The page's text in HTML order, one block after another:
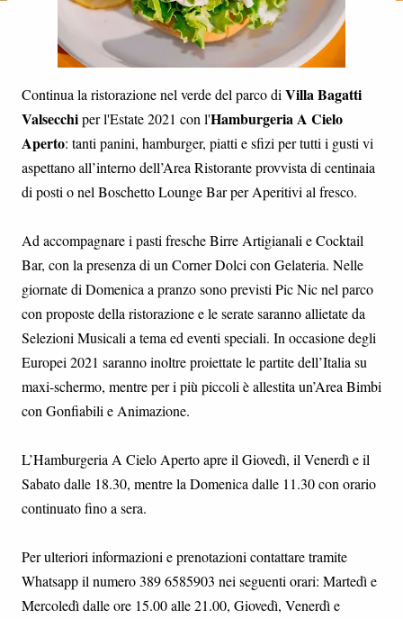
Continua la ristorazione nel verde del parco di Villa Bagatti
Valsecchiper l'Estate 2021 con l'Hamburgeria A Cielo
Aperto: tanti panini, hamburger, piatti e sfizi per tutti i gusti vi
aspettano all’interno dell’Area Ristorante provvista di centinaia
di posti o nel Boschetto Lounge Bar per Aperitivi al fresco.
Ad accompagnare i pasti fresche Birre Artigianali e Cocktail
Bar, con la presenza di un Corner Dolci con Gelateria. Nelle
giornate di Domenica a pranzo sono previsti Pic Nic nel parco
con proposte della ristorazione e le serate saranno allietate da
Selezioni Musicali a tema ed eventi speciali. In occasione degli
Europei 2021 saranno inoltre proiettate le partite dell’Italia su
maxi-schermo, mentre per i più piccoli è allestita un’Area Bimbi
con Gonfiabili e Animazione.
L’Hamburgeria A Cielo Aperto apre il Giovedì, il Venerdì e il
Sabato dalle 18.30, mentre la Domenica dalle 11.30 con orario
continuato fino a sera.
Per ulteriori informazioni e prenotazioni contattare tramite
Whatsapp il numero 389 6585903 nei seguenti orari: Martedì e
Mercoledì dalle ore 15.00 alle 21.00, Giovedì, Venerdì e